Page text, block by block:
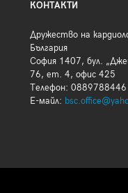
КОНТАКТИ
Дружество на
България
София 1407, бул.
76, ет. 4, офис 425
Телефон: 0889788446
Е-майл: